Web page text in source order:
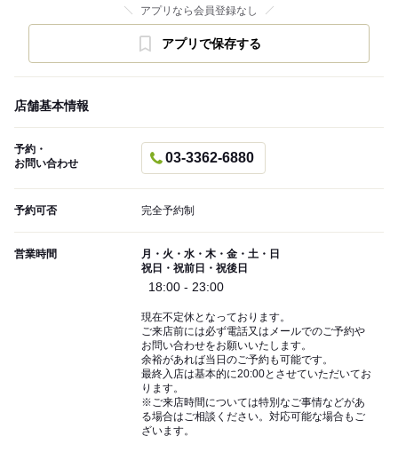
アプリなら会員登録なし
アプリで保存する
店舗基本情報
予約・
お問い合わせ
03-3362-6880
予約可否 完全予約制
営業時間
月・火・水・木・金・土・日
祝日・祝前日・祝後日
18:00 - 23:00
現在不定休となっております。
ご来店前には必ず電話又はメールでのご予約や
お問い合わせをお願いいたします。
余裕があれば当日のご予約も可能です。
最終入店は基本的に20:00とさせていただいてお
ります。
※ご来店時間については特別なご事情などがあ
る場合はご相談ください。対応可能な場合もご
ざいます。